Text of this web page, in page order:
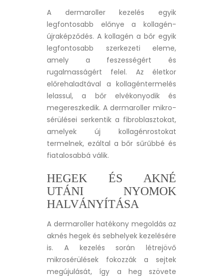
A dermaroller kezelés egyik
legfontosabb előnye a kollagén-
újraképződés. A kollagén a bőr egyik
legfontosabb szerkezeti eleme,
amely a feszességért és
rugalmasságért felel. Az életkor
előrehaladtával a kollagéntermelés
lelassul, a bőr elvékonyodik és
megereszkedik. A dermaroller mikro-
sérülései serkentik a fibroblasztokat,
amelyek új kollagénrostokat
termelnek, ezáltal a bőr sűrűbbé és
fiatalosabbá válik.
HEGEK ÉS AKNÉ
UTÁNI NYOMOK
HALVÁNYÍTÁSA
A dermaroller hatékony megoldás az
aknés hegek és sebhelyek kezelésére
is. A kezelés során létrejövő
mikrosérülések fokozzák a sejtek
megújulását, így a heg szövete